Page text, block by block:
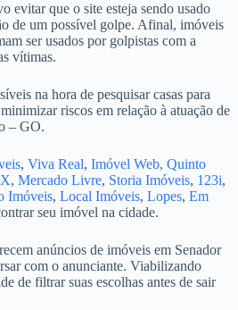
evitar que o site esteja sendo usado
de um possível golpe. Afinal, imóveis
ser usados por golpistas com a
vítimas.
na hora de pesquisar casas para
riscos em relação à atuação de
– GO.
, Viva Real, Imóvel Web, Quinto
, Mercado Livre, Storia Imóveis, 123i,
Imóveis, Local Imóveis, Lopes, Em
seu imóvel na cidade.
anúncios de imóveis em Senador
com o anunciante. Viabilizando
de filtrar suas escolhas antes de sair